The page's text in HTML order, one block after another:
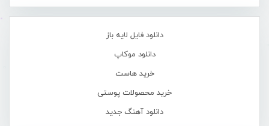
دانلود فایل لایه باز
دانلود موکاپ
خرید هاست
خرید محصولات پوستی
دانلود آهنگ جدید